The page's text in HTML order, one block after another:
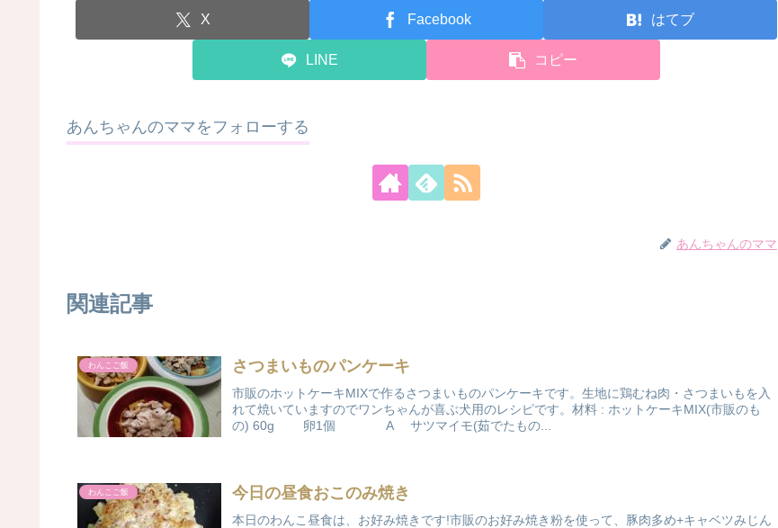
X Facebook はてブ
LINE コピー
あんちゃんのママをフォローする
あんちゃんのママ
関連記事
わんこご飯 さつまいものパンケーキ
市販のホットケーキMIXで作るさつまいものパンケーキです。生地に鶏むね肉・さつまいもを入
れて焼いていますのでワンちゃんが喜ぶ犬用のレシピです。材料 : ホットケーキMIX(市販のも
の) 60g 卵1個 A サツマイモ(茹でたもの...
わんこご飯 今日の昼食おこのみ焼き
本日のわんこ昼食は、お好み焼きです!市販のお好み焼き粉を使って、豚肉多め+キャベツみじん